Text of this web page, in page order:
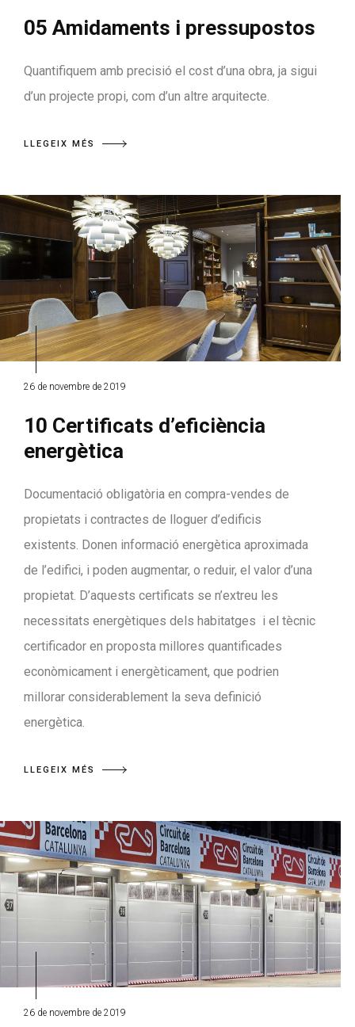
05 Amidaments i pressupostos
Quantifiquem amb precisió el cost d’una obra, ja sigui
d’un projecte propi, com d’un altre arquitecte.
LLEGEIX MÉS
26 de novembre de 2019
10 Certificats d’eficiència
energètica
Documentació obligatòria en compra-vendes de
propietats i contractes de lloguer d’edificis
existents. Donen informació energètica aproximada
de l’edifici, i poden augmentar, o reduir, el valor d’una
propietat. D’aquests certificats se n’extreu les
necessitats energètiques dels habitatges i el tècnic
certificador en proposta millores quantificades
econòmicament i energèticament, que podrien
millorar considerablement la seva definició
energètica.
LLEGEIX MÉS
26 de novembre de 2019